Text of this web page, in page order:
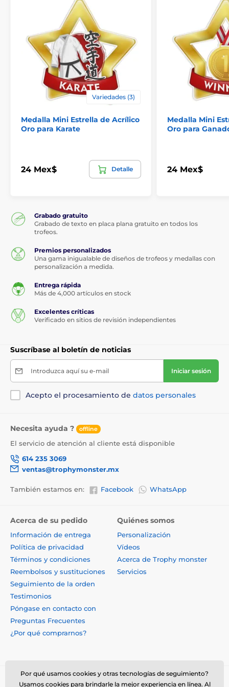
Variedades (3)
Medalla Mini Estrella de Acrílico
Oro para Karate
24 Mex$ Detalle
Medalla Mini
Oro para
24 Mex$
Grabado gratuito
Grabado de texto en placa plana gratuito en todos los
trofeos.
Premios personalizados
Una gama inigualable de diseños de trofeos y medallas con
personalización a medida.
Entrega rápida
Más de 4,000 artículos en stock
Excelentes críticas
Verificado en sitios de revisión independientes
Suscríbase al boletín de noticias
Introduzca aquí su e-mail Iniciar sesión
Acepto el procesamiento de datos personales
Necesita ayuda ? offline
El servicio de atención al cliente está disponible
614 235 3069
ventas@trophymonster.mx
También estamos en: Facebook WhatsApp
Acerca de su pedido
Información de entrega
Política de privacidad
Términos y condiciones
Reembolsos y sustituciones
Seguimiento de la orden
Testimonios
Póngase en contacto con
Preguntas Frecuentes
¿Por qué comprarnos?
Quiénes somos
Personalización
Vídeos
Acerca de Trophy monster
Servicios
Por qué usamos cookies y otras tecnologías de seguimiento?
Usamos cookies para brindarle la mejor experiencia en línea. Al